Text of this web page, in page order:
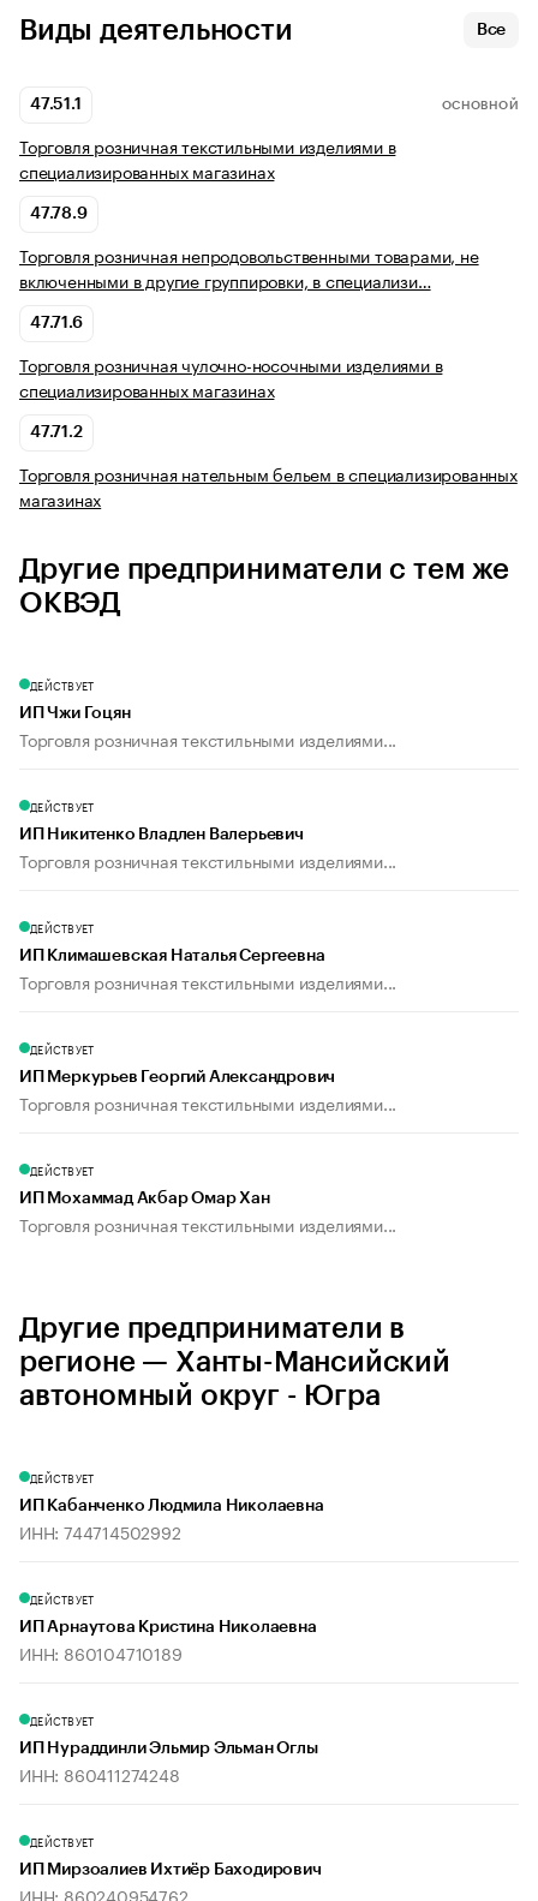
Виды деятельности Все
47.51.1 ОСНОВНОЙ
Торговля розничная текстильными изделиями в
специализированных магазинах
47.78.9
Торговля розничная непродовольственными товарами, не
включенными в другие группировки, в специализи…
47.71.6
Торговля розничная чулочно-носочными изделиями в
специализированных магазинах
47.71.2
Торговля розничная нательным бельем в специализированных
магазинах
Другие предприниматели с тем же
ОКВЭД
ДЕЙСТВУЕТ
ИП Чжи Гоцян
Торговля розничная текстильными изделиями...
ДЕЙСТВУЕТ
ИП Никитенко Владлен Валерьевич
Торговля розничная текстильными изделиями...
ДЕЙСТВУЕТ
ИП Климашевская Наталья Сергеевна
Торговля розничная текстильными изделиями...
ДЕЙСТВУЕТ
ИП Меркурьев Георгий Александрович
Торговля розничная текстильными изделиями...
ДЕЙСТВУЕТ
ИП Мохаммад Акбар Омар Хан
Торговля розничная текстильными изделиями...
Другие предприниматели в
регионе — Ханты-Мансийский
автономный округ - Югра
ДЕЙСТВУЕТ
ИП Кабанченко Людмила Николаевна
ИНН: 744714502992
ДЕЙСТВУЕТ
ИП Арнаутова Кристина Николаевна
ИНН: 860104710189
ДЕЙСТВУЕТ
ИП Нураддинли Эльмир Эльман Оглы
ИНН: 860411274248
ДЕЙСТВУЕТ
ИП Мирзоалиев Ихтиёр Баходирович
ИНН: 860240954762